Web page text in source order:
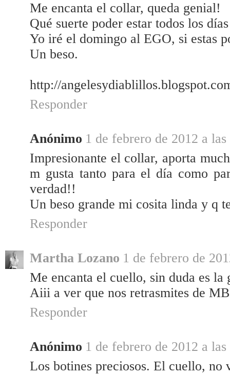
Me encanta el collar, queda genial!
Qué suerte poder estar todos los
Yo iré el domingo al EGO, si estas
Un beso.
http://
Responder
Anónimo 1 de febrero de 2012 a
Impresionante el collar, aporta
m gusta tanto para el día como
verdad!!
Un beso grande mi cosita linda y q
Responder
Martha Lozano 1 de febrero de
Me encanta el cuello, sin duda es
Aiii a ver que nos retrasmites de
Responder
Anónimo 1 de febrero de 2012 a
Los botines preciosos. El cuello, no